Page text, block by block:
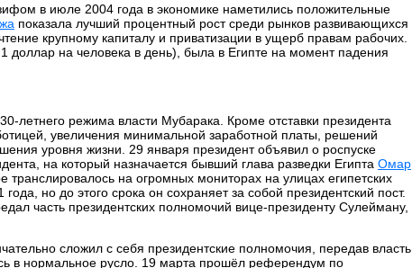
в июле 2004 года в экономике наметились положительные
показала лучший процентный рост среди рынков развивающихся
крупному капиталу и приватизации в ущерб правам рабочих.
на человека в день), была в Египте на момент падения
летнего режима власти Мубарака. Кроме отставки президента
увеличения минимальной заработной платы, решений
уровня жизни. 29 января президент объявил о роспуске
на который назначается бывший глава разведки Египта Омар
на огромных мониторах на улицах египетских
но до этого срока он сохраняет за собой президентский пост.
часть президентских полномочий вице-президенту Сулейману,
сложил с себя президентские полномочия, передав власть
в нормальное русло. 19 марта прошёл референдум по